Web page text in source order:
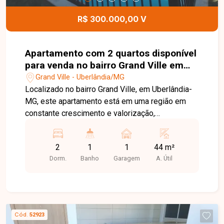
este excelente apartamento.
R$ 300.000,00 V
Apartamento com 2 quartos disponível
para venda no bairro Grand Ville em
Uberlândia-MG
Grand Ville - Uberlândia/MG
Localizado no bairro Grand Ville, em Uberlândia-
MG, este apartamento está em uma região em
constante crescimento e valorização,
e excelente infraestrutura. O bairro oferece fácil
acesso às principais vias da cidade, além de
estar próximo a comércios, supermercados,
à sacada com fechamento em blindex, 02 quartos
bem distribuídos, banheiro social com armário e
2
Dorm.
1
Banho
1
Garagem
44 m²
A. Útil
Cód. 52923